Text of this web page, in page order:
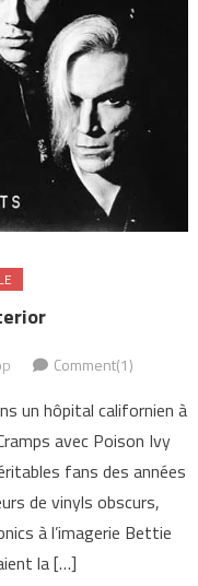
Comment(1)
un hôpital californien à
avec Poison Ivy
fans des années
de vinyls obscurs,
à l’imagerie Bettie
la […]